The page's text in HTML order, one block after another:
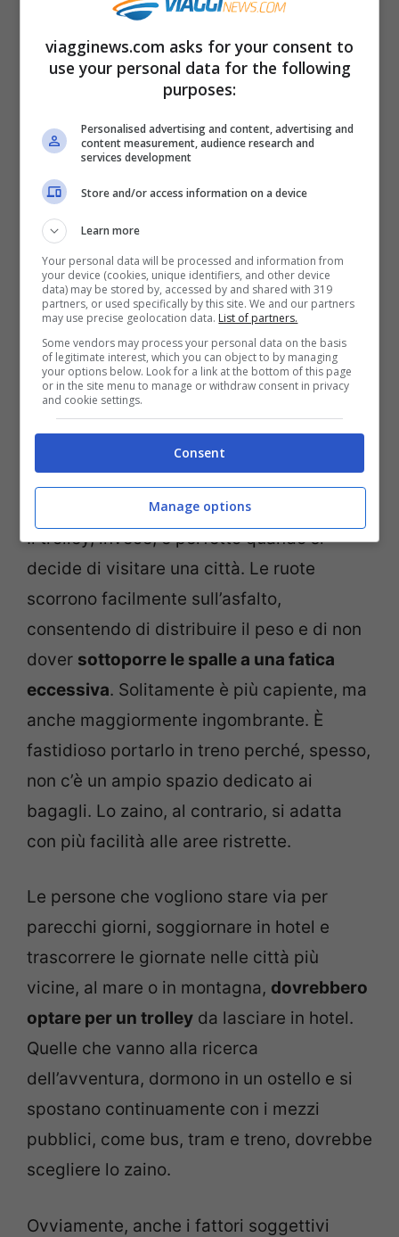
cosa da tenere a mente è
viaggio. Se è di breve durata e comporta
numerosi spostamenti tra un alloggio
impervie e incerte, è preferibile optare per
lo zaino.
criteri da non sottovalutare – viagginews.com
Il trolley, invece, è perfetto quando si
decide di visitare una città. Le ruote
scorrono facilmente sull’asfalto,
consentendo di distribuire il peso e di non
dover sottoporre le spalle a una fatica
eccessiva. Solitamente è più capiente, ma
anche maggiormente ingombrante. È
fastidioso portarlo in treno perché, spesso,
non c’è un ampio spazio dedicato ai
bagagli. Lo zaino, al contrario, si adatta
con più facilità alle aree ristrette.
Le persone che vogliono stare via per
parecchi giorni, soggiornare in hotel e
trascorrere le giornate nelle città più
vicine, al mare o in montagna, dovrebbero
optare per un trolley da lasciare in hotel.
Quelle che vanno alla ricerca
dell’avventura, dormono in un ostello e si
spostano continuamente con i mezzi
pubblici, come bus, tram e treno, dovrebbe
scegliere lo zaino.
Ovviamente, anche i fattori soggettivi
viagginews.com asks for your consent to
use your personal data for the following
purposes:
Personalised advertising and content, advertising and
content measurement, audience research and
services development
Store and/or access information on a device
Learn more
Your personal data will be processed and information from
your device (cookies, unique identifiers, and other device
data) may be stored by, accessed by and shared with 319
partners, or used specifically by this site. We and our partners
may use precise geolocation data. List of partners.
Some vendors may process your personal data on the basis
of legitimate interest, which you can object to by managing
your options below. Look for a link at the bottom of this page
or in the site menu to manage or withdraw consent in privacy
and cookie settings.
Consent
Manage options